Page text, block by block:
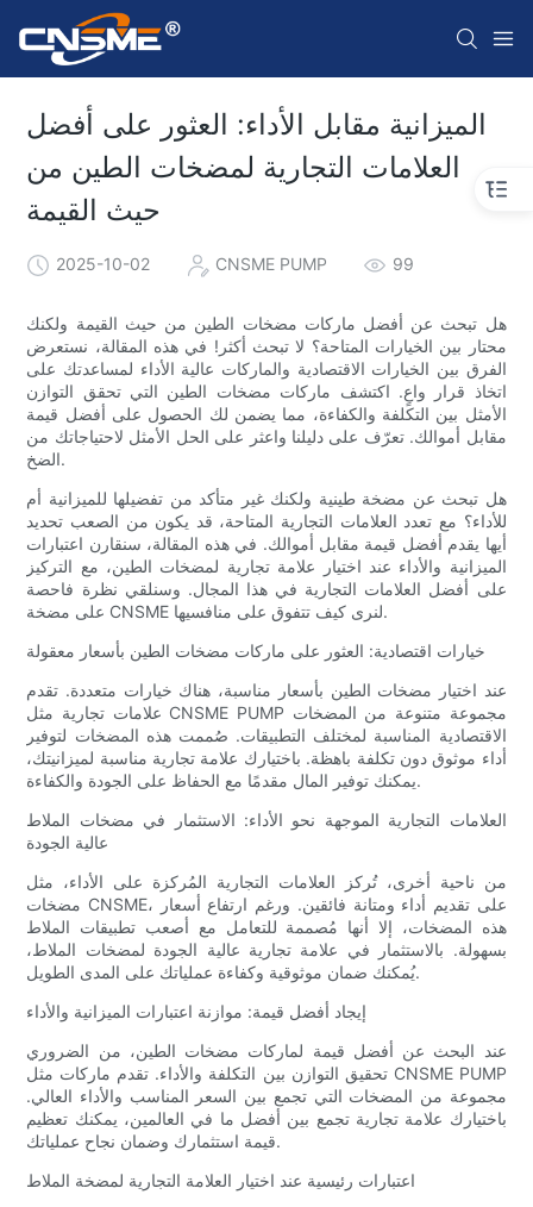
الميزانية مقابل الأداء: العثور على أفضل
العلامات التجارية لمضخات الطين من
حيث القيمة
2025-10-02 CNSME PUMP 99
هل تبحث عن أفضل ماركات مضخات الطين من حيث القيمة ولكنك
محتار بين الخيارات المتاحة؟ لا تبحث أكثر! في هذه المقالة، نستعرض
الفرق بين الخيارات الاقتصادية والماركات عالية الأداء لمساعدتك على
اتخاذ قرار واعٍ. اكتشف ماركات مضخات الطين التي تحقق التوازن
الأمثل بين التكلفة والكفاءة، مما يضمن لك الحصول على أفضل قيمة
مقابل أموالك. تعرّف على دليلنا واعثر على الحل الأمثل لاحتياجاتك من
الضخ.
هل تبحث عن مضخة طينية ولكنك غير متأكد من تفضيلها للميزانية أم
للأداء؟ مع تعدد العلامات التجارية المتاحة، قد يكون من الصعب تحديد
أيها يقدم أفضل قيمة مقابل أموالك. في هذه المقالة، سنقارن اعتبارات
الميزانية والأداء عند اختيار علامة تجارية لمضخات الطين، مع التركيز
على أفضل العلامات التجارية في هذا المجال. وسنلقي نظرة فاحصة
على مضخة CNSME لنرى كيف تتفوق على منافسيها.
خيارات اقتصادية: العثور على ماركات مضخات الطين بأسعار معقولة
عند اختيار مضخات الطين بأسعار مناسبة، هناك خيارات متعددة. تقدم
علامات تجارية مثل CNSME PUMP مجموعة متنوعة من المضخات
الاقتصادية المناسبة لمختلف التطبيقات. صُممت هذه المضخات لتوفير
أداء موثوق دون تكلفة باهظة. باختيارك علامة تجارية مناسبة لميزانيتك،
يمكنك توفير المال مقدمًا مع الحفاظ على الجودة والكفاءة.
العلامات التجارية الموجهة نحو الأداء: الاستثمار في مضخات الملاط
عالية الجودة
من ناحية أخرى، تُركز العلامات التجارية المُركزة على الأداء، مثل
مضخات CNSME، على تقديم أداء ومتانة فائقين. ورغم ارتفاع أسعار
هذه المضخات، إلا أنها مُصممة للتعامل مع أصعب تطبيقات الملاط
بسهولة. بالاستثمار في علامة تجارية عالية الجودة لمضخات الملاط،
يُمكنك ضمان موثوقية وكفاءة عملياتك على المدى الطويل.
إيجاد أفضل قيمة: موازنة اعتبارات الميزانية والأداء
عند البحث عن أفضل قيمة لماركات مضخات الطين، من الضروري
تحقيق التوازن بين التكلفة والأداء. تقدم ماركات مثل CNSME PUMP
مجموعة من المضخات التي تجمع بين السعر المناسب والأداء العالي.
باختيارك علامة تجارية تجمع بين أفضل ما في العالمين، يمكنك تعظيم
قيمة استثمارك وضمان نجاح عملياتك.
اعتبارات رئيسية عند اختيار العلامة التجارية لمضخة الملاط